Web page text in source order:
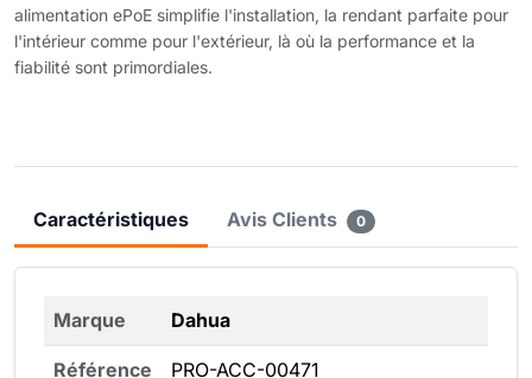
alimentation ePoE simplifie l'installation, la rendant parfaite pour
l'intérieur comme pour l'extérieur, là où la performance et la
fiabilité sont primordiales.
Caractéristiques Avis Clients 0
Marque Dahua
Référence PRO-ACC-00471